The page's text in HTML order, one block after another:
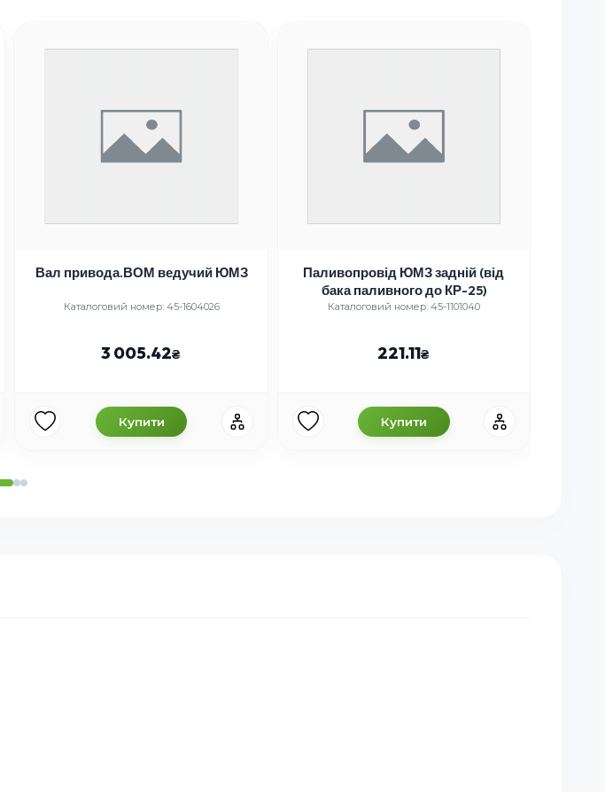
Вал привода.ВОМ ведучий ЮМЗ
Каталоговий номер: 45-1604026
3 005.42
Купити
Паливопровід ЮМЗ задній (від
бака паливного до КР-25)
Каталоговий номер: 45-1101040
221.11
Купити